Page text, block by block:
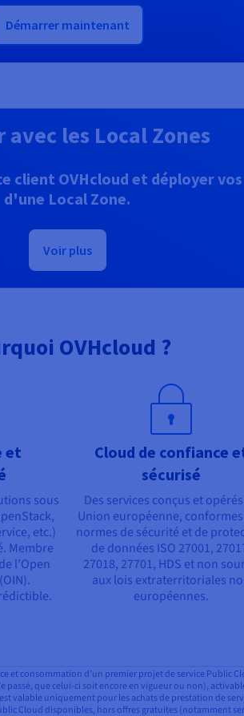
Démarrer maintenant
avec les Local Zones
client OVHcloud et déployer
d'une Local Zone.
Voir plus
OVHcloud ?
et
sous
etc.)
Membre
l’Open
Cloud de confiance
sécurisé
Des services conçus et
Union européenne,
normes de sécurité et de
de données ISO 27001,
27018, 27701, HDS et non
aux lois extraterritoriales
européennes.
et consommation d’un premier projet de service Public
que celui-ci soit encore en vigueur ou non),
uniquement pour les achats de prestation de
Cloud disponibles, hors offres gratuites (notamment